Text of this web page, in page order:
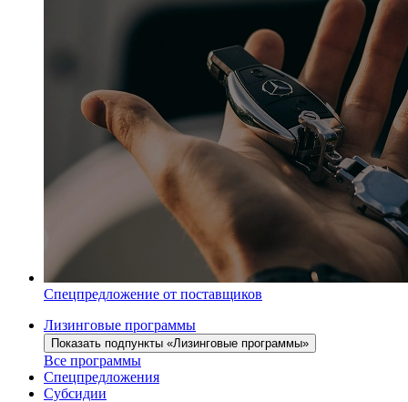
Спецпредложение от поставщиков
Лизинговые программы
Показать подпункты «Лизинговые программы»
Все программы
Спецпредложения
Субсидии